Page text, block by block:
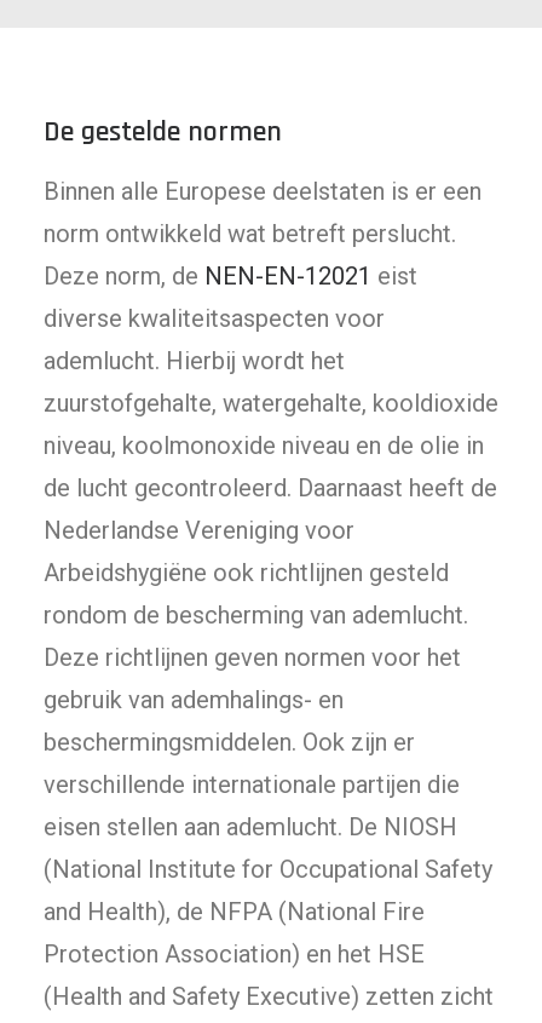
De gestelde normen
Binnen alle Europese deelstaten is er een
norm ontwikkeld wat betreft perslucht.
Deze norm, de NEN-EN-12021 eist
diverse kwaliteitsaspecten voor
ademlucht. Hierbij wordt het
zuurstofgehalte, watergehalte, kooldioxide
niveau, koolmonoxide niveau en de olie in
de lucht gecontroleerd. Daarnaast heeft de
Nederlandse Vereniging voor
Arbeidshygiëne ook richtlijnen gesteld
rondom de bescherming van ademlucht.
Deze richtlijnen geven normen voor het
gebruik van ademhalings- en
beschermingsmiddelen. Ook zijn er
verschillende internationale partijen die
eisen stellen aan ademlucht. De NIOSH
(National Institute for Occupational Safety
and Health), de NFPA (National Fire
Protection Association) en het HSE
(Health and Safety Executive) zetten zicht